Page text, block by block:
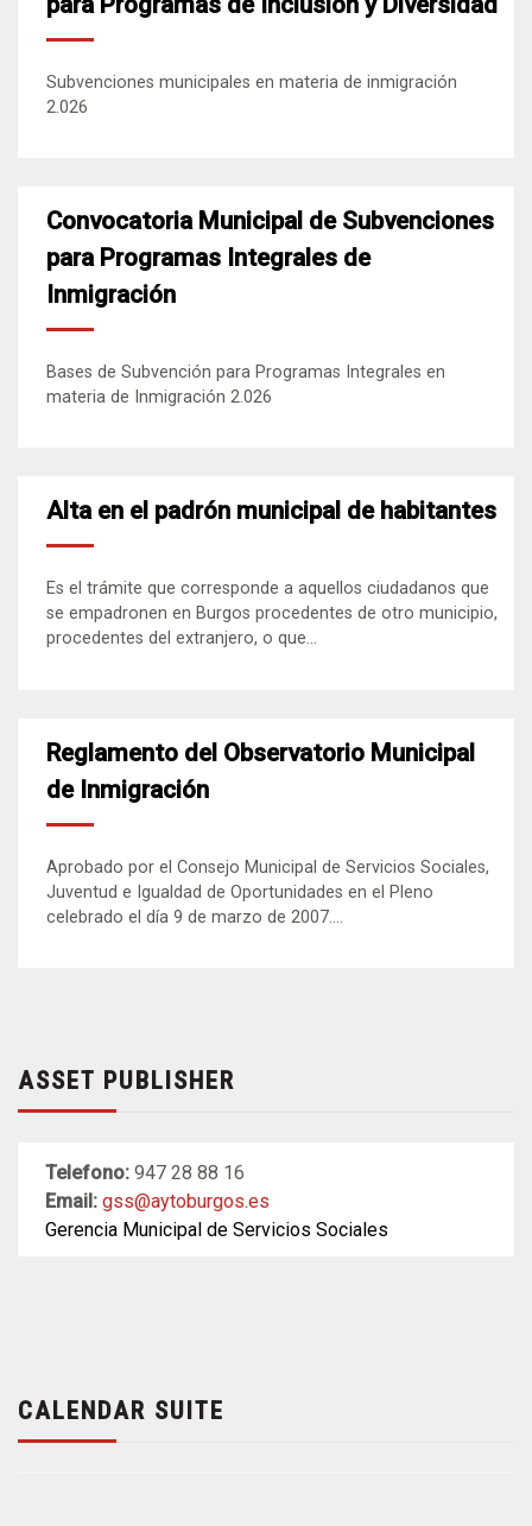
Subvenciones municipales en materia de inmigración
2.026
Convocatoria Municipal de Subvenciones
para Programas Integrales de
Inmigración
Bases de Subvención para Programas Integrales en
materia de Inmigración 2.026
Alta en el padrón municipal de habitantes
Es el trámite que corresponde a aquellos ciudadanos que
se empadronen en Burgos procedentes de otro municipio,
procedentes del extranjero, o que...
Reglamento del Observatorio Municipal
de Inmigración
Aprobado por el Consejo Municipal de Servicios Sociales,
Juventud e Igualdad de Oportunidades en el Pleno
celebrado el día 9 de marzo de 2007....
ASSET PUBLISHER
Telefono: 947 28 88 16
Email: gss@aytoburgos.es
Gerencia Municipal de Servicios Sociales
CALENDAR SUITE